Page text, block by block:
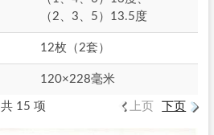
（2、3、5）13.5度
12枚（2套）
120×228毫米
15 项 上页 下页